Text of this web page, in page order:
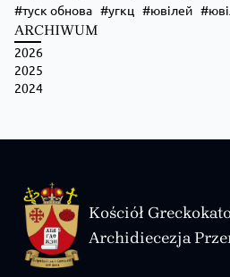
туск обнова
угкц ювілей
ARCHIWUM
2026
2025
2024
Kościół
Archidiecezja